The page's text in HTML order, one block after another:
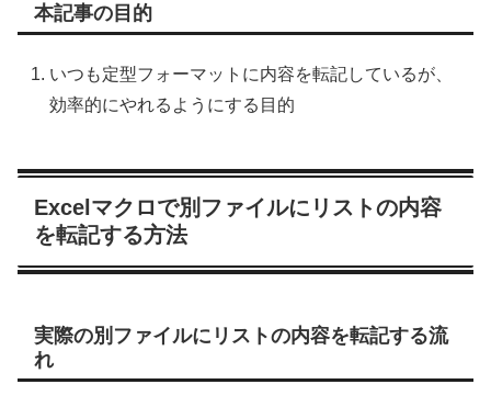
本記事の目的
いつも定型フォーマットに内容を転記しているが、
効率的にやれるようにする目的
Excelマクロで別ファイルにリストの内容
を転記する方法
実際の別ファイルにリストの内容を転記する流
れ